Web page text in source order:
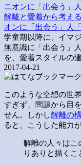
解離と愛着から考え
オンに「出会う」人
学童期以降に、イマ
無意識に「出会う」
を、愛着スタイルの
2017-04-21
このような空想の世
すぎず、問題から目
せん。しかし解離の
ると、こうした能力
解離の人々はこ
りありと描くこ